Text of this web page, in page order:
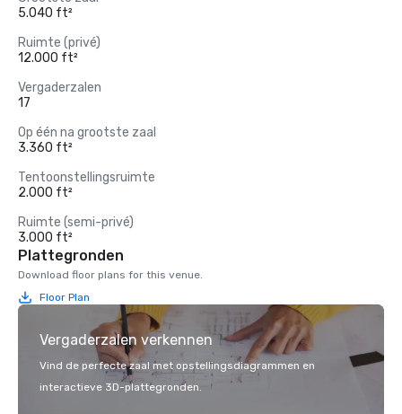
5.040 ft²
Ruimte (privé)
12.000 ft²
Vergaderzalen
17
Op één na grootste zaal
3.360 ft²
Tentoonstellingsruimte
2.000 ft²
Ruimte (semi-privé)
3.000 ft²
Plattegronden
Download floor plans for this venue.
Floor Plan
Vergaderzalen verkennen
Vind de perfecte zaal met opstellingsdiagrammen en
interactieve 3D-plattegronden.